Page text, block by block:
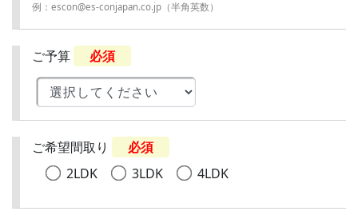
例：escon@es-conjapan.co.jp（半角英数）
ご予算 必須
ご希望間取り
必須
2LDK
3LDK 4LDK